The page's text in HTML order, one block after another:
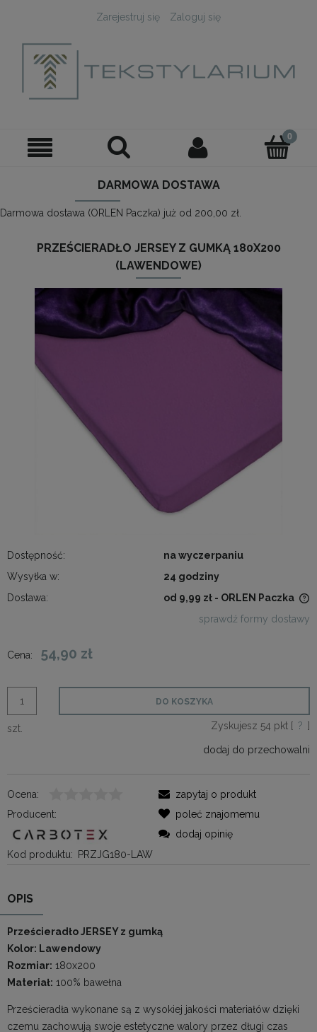
Zarejestruj się Zaloguj się
DARMOWA DOSTAWA
Darmowa dostawa (ORLEN Paczka) już od 200,00 zł.
PRZEŚCIERADŁO JERSEY Z GUMKĄ 180X200
(LAWENDOWE)
Dostępność:
na wyczerpaniu
Wysyłka w:
24 godziny
Dostawa:
od 9,99 zł - ORLEN Paczka
sprawdź formy dostawy
Cena: 54,90 zł
szt.
DO KOSZYKA
Zyskujesz 54 pkt [ ? ]
dodaj do przechowalni
Ocena:
Producent:
Kod produktu: PRZJG180-LAW
zapytaj o produkt
poleć znajomemu
dodaj opinię
OPIS
Prześcieradło JERSEY z gumką
Kolor: Lawendowy
Rozmiar: 180x200
Materiał: 100% bawełna
Prześcieradła wykonane są z wysokiej jakości materiałów dzięki
czemu zachowują swoje estetyczne walory przez długi czas